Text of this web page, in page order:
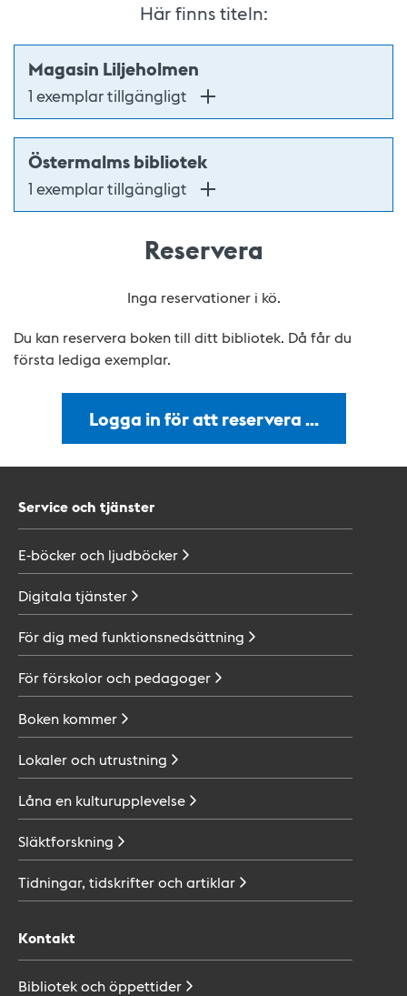
Här finns titeln:
Magasin Liljeholmen
1 exemplar tillgängligt
Östermalms bibliotek
1 exemplar tillgängligt
Reservera
Inga reservationer i kö.
Du kan reservera boken till ditt bibliotek. Då får du
första lediga exemplar.
Logga in för att reservera …
Service och tjänster
E-böcker och ljudböcker
Digitala tjänster
För dig med funktionsnedsättning
För förskolor och pedagoger
Boken kommer
Lokaler och utrustning
Låna en kulturupplevelse
Släktforskning
Tidningar, tidskrifter ochartiklar
Kontakt
Bibliotek ochöppettider